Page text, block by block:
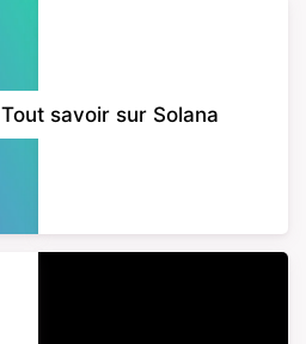
Tout savoir sur Solana